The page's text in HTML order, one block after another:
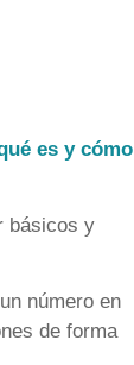
es y cómo
básicos y
número en
de forma